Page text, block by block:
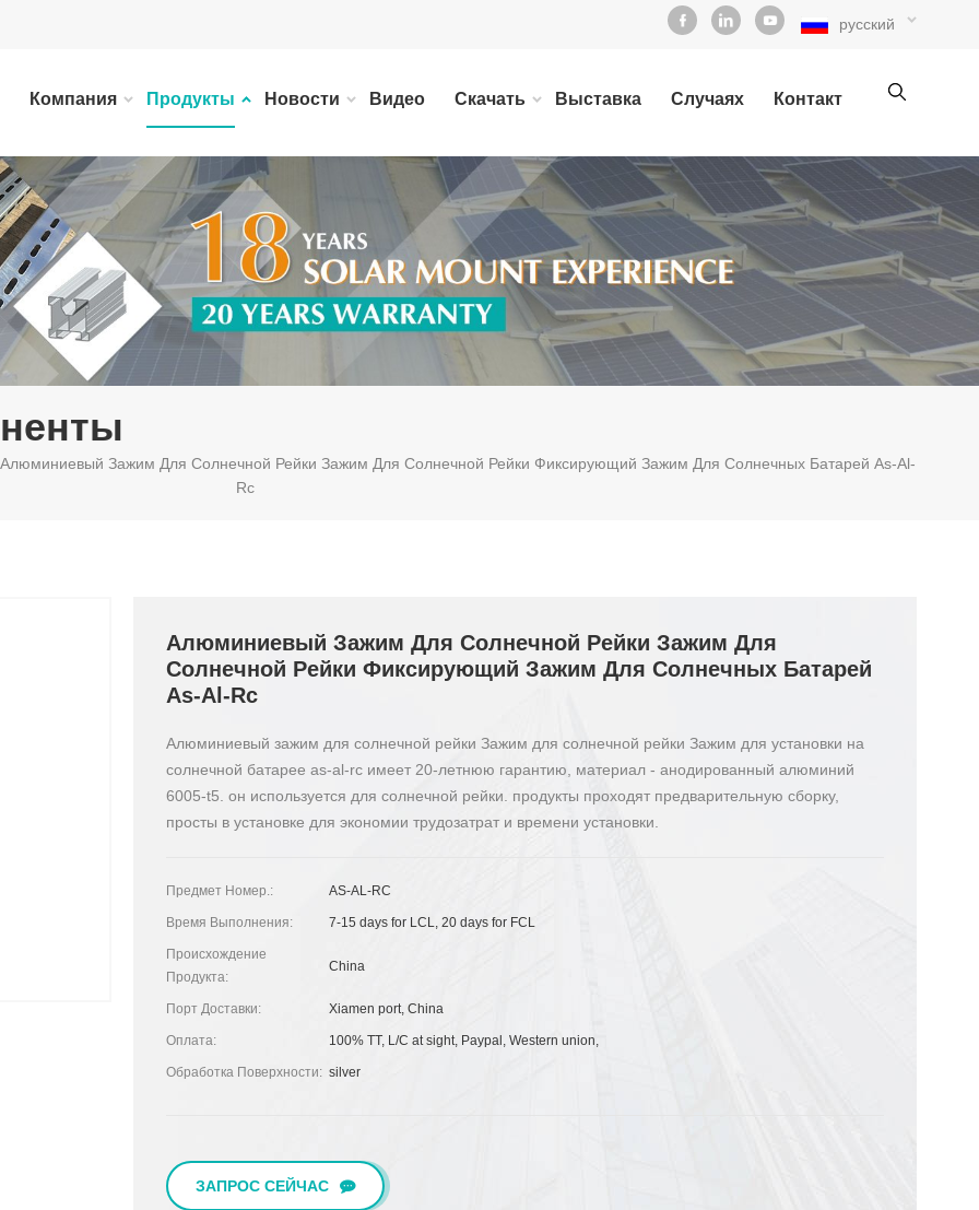
русский
Компания Продукты Новости Видео Скачать Выставка Случаях Контакт
Алюминиевый Зажим Для Солнечной Рейки Зажим Для Солнечной Рейки Фиксирующий Зажим Для Солнечных Батарей As-Al-
Rc
Алюминиевый Зажим Для Солнечной Рейки Зажим Для
Солнечной Рейки Фиксирующий Зажим Для Солнечных Батарей
As-Al-Rc
Алюминиевый зажим для солнечной рейки Зажим для солнечной рейки Зажим для установки на
солнечной батарее as-al-rc имеет 20-летнюю гарантию, материал - анодированный алюминий
6005-t5. он используется для солнечной рейки. продукты проходят предварительную сборку,
просты в установке для экономии трудозатрат и времени установки.
Предмет Номер.: AS-AL-RC
Время Выполнения: 7-15 days for LCL, 20 days for FCL
Происхождение
Продукта:
China
Порт Доставки: Xiamen port, China
Оплата: 100% TT, L/C at sight, Paypal, Western union,
Обработка Поверхности: silver
ЗАПРОС СЕЙЧАС